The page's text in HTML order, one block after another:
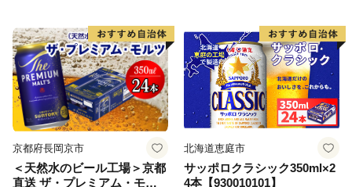
口 送料無料 カメイ 本宮市
【07214-0206】
京都府長岡京市
＜天然水のビール工場＞京都
直送 ザ・プレミアム・モル
北海道恵庭市
サッポロクラシック350ml×2
4本【930010101】